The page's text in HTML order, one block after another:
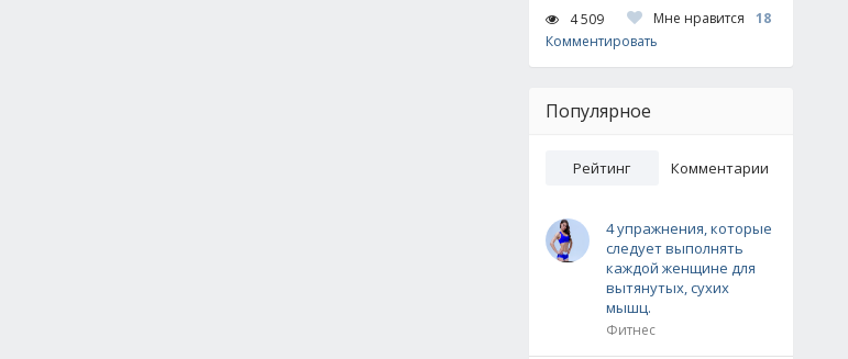
4 509 Мне нравится
18
Комментировать
Популярное
Рейтинг Комментарии
4 упражнения, которые
следует выполнять
каждой женщине для
вытянутых, сухих
мышц.
Фитнес